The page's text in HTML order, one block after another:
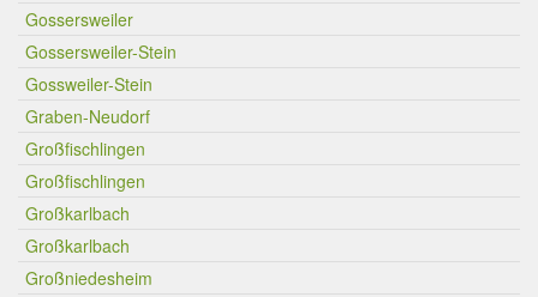
Gossersweiler
Gossersweiler-Stein
Gossweiler-Stein
Graben-Neudorf
Großfischlingen
Großfischlingen
Großkarlbach
Großkarlbach
Großniedesheim